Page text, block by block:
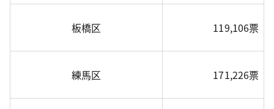
板橋区 119,106票
練馬区 171,226票